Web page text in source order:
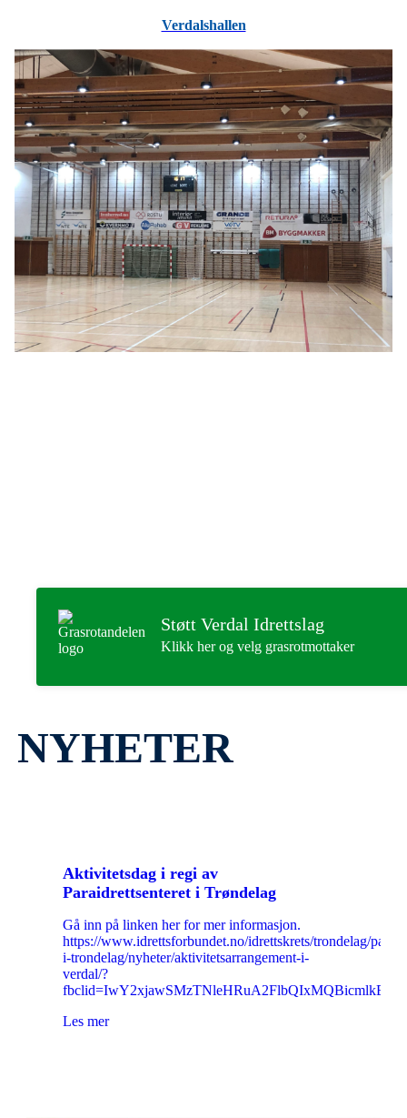
Verdalshallen
Støtt Verdal Idrettslag
Klikk her og velg grasrotmottaker
NYHETER
Aktivitetsdag i regi av
Paraidrettsenteret i Trøndelag
Gå inn på linken her for mer informasjon.
https://www.idrettsforbundet.no/idrettskrets/trondelag/
i-trondelag/nyheter/aktivitetsarrangement-i-
verdal/?
Les mer